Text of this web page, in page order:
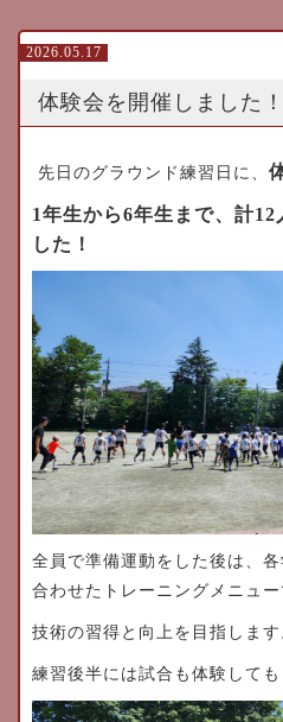
2026.05.17
体験会を開催しました！
先日のグラウンド練習日に、
1年生から6年生まで、計
した！
全員で準備運動をした後は、
合わせたトレーニングメニュー
技術の習得と向上を目指します
練習後半には試合も体験しても